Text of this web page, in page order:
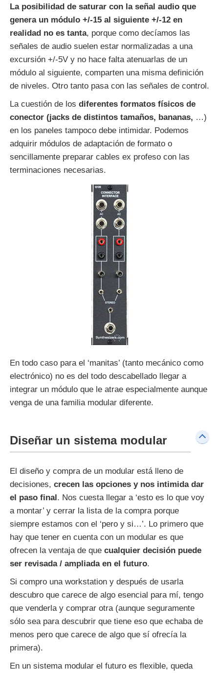
La posibilidad de saturar con la señal audio que
genera un módulo +/-15 al siguiente +/-12 en
realidad no es tanta, porque como decíamos las
señales de audio suelen estar normalizadas a una
excursión +/-5V y no hace falta atenuarlas de un
módulo al siguiente, comparten una misma definición
de niveles. Otro tanto pasa con las señales de control.
La cuestión de los diferentes formatos físicos de
conector (jacks de distintos tamaños, bananas, …)
en los paneles tampoco debe intimidar. Podemos
adquirir módulos de adaptación de formato o
sencillamente preparar cables ex profeso con las
terminaciones necesarias.
En todo caso para el ‘manitas’ (tanto mecánico como
electrónico) no es del todo descabellado llegar a
integrar un módulo que le atrae especialmente aunque
venga de una familia modular diferente.
Diseñar un sistema modular
El diseño y compra de un modular está lleno de
decisiones, crecen las opciones y nos intimida dar
el paso final. Nos cuesta llegar a ‘esto es lo que voy
a montar’ y cerrar la lista de la compra porque
siempre estamos con el ‘pero y si…’. Lo primero que
hay que tener en cuenta con un modular es que
ofrecen la ventaja de que cualquier decisión puede
ser revisada / ampliada en el futuro.
Si compro una workstation y después de usarla
descubro que carece de algo esencial para mí, tengo
que venderla y comprar otra (aunque seguramente
sólo sea para descubrir que tiene eso que echaba de
menos pero que carece de algo que sí ofrecía la
primera).
En un sistema modular el futuro es flexible, queda